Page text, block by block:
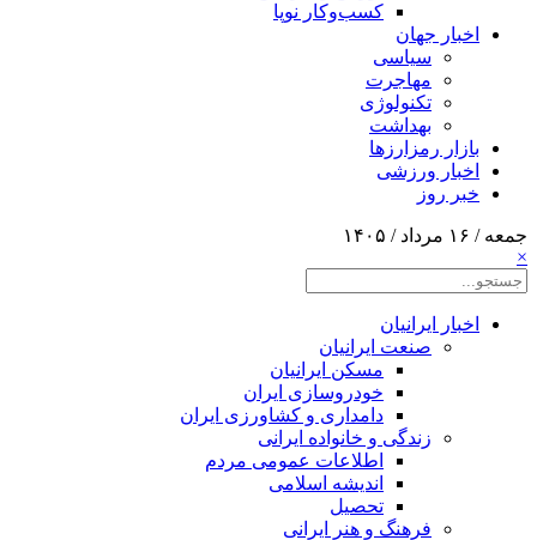
کسب‌وکار نوپا
اخبار جهان
سیاسی
مهاجرت
تکنولوژی
بهداشت
بازار رمزارزها
اخبار ورزشی
خبر روز
جمعه / ۱۶ مرداد / ۱۴۰۵
×
اخبار ایرانیان
صنعت ایرانیان
مسکن ایرانیان
خودروسازی ایران
دامداری و کشاورزی ایران
زندگی و خانواده ایرانی
اطلاعات عمومی مردم
اندیشه اسلامی
تحصیل
فرهنگ و هنر ایرانی